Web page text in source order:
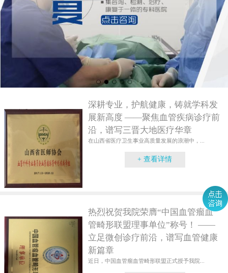
深耕专业，护航健康，铸就学科发
展新高度 ——聚焦血管疾病诊疗前
沿，谱写三晋大地医疗华章
在山西省医疗卫生事业高质量发展的浪潮中，...
+ 查看详情
热烈祝贺我院荣膺“中国血管瘤血
管畸形联盟理事单位”称号！ ——
立足微创诊疗前沿，谱写血管健康
新篇章
近日，中国血管瘤血管畸形联盟正式授予我院...